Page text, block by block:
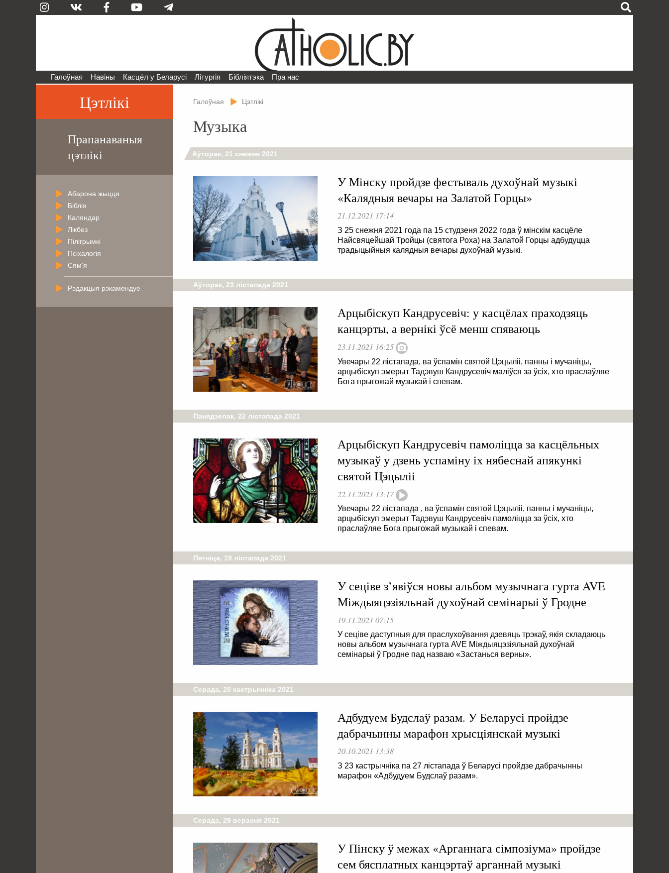
Галоўная Навіны Касцёл у Беларусі Літургія Бібліятэка Пра нас
Галоўная Цэтлікі
Музыка
Аўторак, 21 снежня 2021
У Мінску пройдзе фестываль духоўнай музыкі
«Калядныя вечары на Залатой Горцы»
21.12.2021 17:14
З 25 снежня 2021 года па 15 студзеня 2022 года ў мінскім касцёле
Найсвяцейшай Тройцы (святога Роха) на Залатой Горцы адбудуцца
традыцыйныя калядныя вечары духоўнай музыкі.
Аўторак, 23 лістапада 2021
Арцыбіскуп Кандрусевіч: у касцёлах праходзяць
канцэрты, а вернікі ўсё менш спяваюць
23.11.2021 16:25
Увечары 22 лістапада, ва ўспамін святой Цэцыліі, панны і мучаніцы,
арцыбіскуп эмерыт Тадэвуш Кандрусевіч маліўся за ўсіх, хто праслаўляе
Бога прыгожай музыкай і спевам.
Панядзелак, 22 лістапада 2021
Арцыбіскуп Кандрусевіч памоліцца за касцёльных
музыкаў у дзень успаміну іх нябеснай апякункі
святой Цэцыліі
22.11.2021 13:17
Увечары 22 лістапада , ва ўспамін святой Цэцыліі, панны і мучаніцы,
арцыбіскуп эмерыт Тадэвуш Кандрусевіч памоліцца за ўсіх, хто
праслаўляе Бога прыгожай музыкай і спевам.
Пятніца, 19 лістапада 2021
У сеціве з’явіўся новы альбом музычнага гурта AVE
Міждыяцэзіяльнай духоўнай семінарыі ў Гродне
19.11.2021 07:15
У сеціве даступныя для праслухоўвання дзевяць трэкаў, якія складаюць
новы альбом музычнага гурта AVE Міждыяцэзіяльнай духоўнай
семінарыі ў Гродне пад назваю «Застанься верны».
Серада, 20 кастрычніка 2021
Адбудуем Будслаў разам. У Беларусі пройдзе
дабрачынны марафон хрысціянскай музыкі
20.10.2021 13:38
З 23 кастрычніка па 27 лістапада ў Беларусі пройдзе дабрачынны
марафон «Адбудуем Будслаў разам».
Серада, 29 верасня 2021
У Пінску ў межах «Арганнага сімпозіума» пройдзе
сем бясплатных канцэртаў арганнай музыкі
Цэтлікі
Прапанаваныя
цэтлікі
Абарона жыцця
Біблія
Каляндар
Лікбез
Пілігрымкі
Псіхалогія
Сям'я
Рэдакцыя рэкамендуе